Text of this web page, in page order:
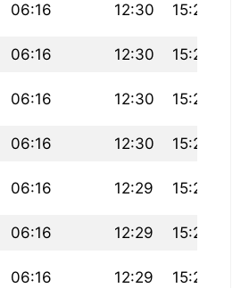
06:16 12:30 15:22
06:16 12:30 15:23
06:16 12:30 15:23
06:16 12:30 15:24
06:16 12:29 15:24
06:16 12:29 15:25
06:16 12:29 15:25